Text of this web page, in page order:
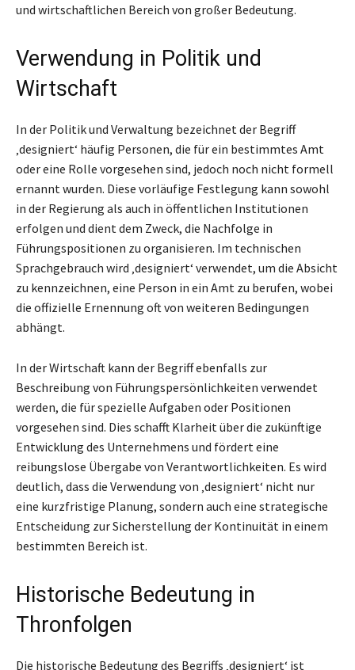
und wirtschaftlichen Bereich von großer Bedeutung.
Verwendung in Politik und
Wirtschaft
In der Politik und Verwaltung bezeichnet der Begriff
‚designiert‘ häufig Personen, die für ein bestimmtes Amt
oder eine Rolle vorgesehen sind, jedoch noch nicht formell
ernannt wurden. Diese vorläufige Festlegung kann sowohl
in der Regierung als auch in öffentlichen Institutionen
erfolgen und dient dem Zweck, die Nachfolge in
Führungspositionen zu organisieren. Im technischen
Sprachgebrauch wird ‚designiert‘ verwendet, um die Absicht
zu kennzeichnen, eine Person in ein Amt zu berufen, wobei
die offizielle Ernennung oft von weiteren Bedingungen
abhängt.
In der Wirtschaft kann der Begriff ebenfalls zur
Beschreibung von Führungspersönlichkeiten verwendet
werden, die für spezielle Aufgaben oder Positionen
vorgesehen sind. Dies schafft Klarheit über die zukünftige
Entwicklung des Unternehmens und fördert eine
reibungslose Übergabe von Verantwortlichkeiten. Es wird
deutlich, dass die Verwendung von ‚designiert‘ nicht nur
eine kurzfristige Planung, sondern auch eine strategische
Entscheidung zur Sicherstellung der Kontinuität in einem
bestimmten Bereich ist.
Historische Bedeutung in
Thronfolgen
Die historische Bedeutung des Begriffs ‚designiert‘ ist